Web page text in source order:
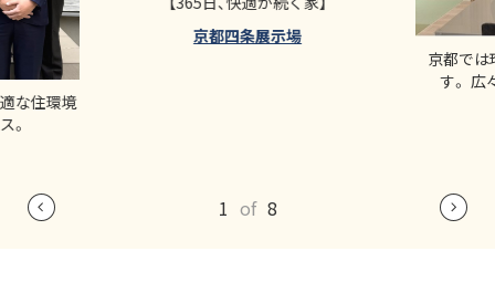
な住環境
。
京都四条展示場
京都で
す。 広
1 of 8